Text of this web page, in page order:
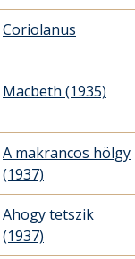
Coriolanus
Macbeth (1935)
A makrancos hölgy
(1937)
Ahogy tetszik
(1937)